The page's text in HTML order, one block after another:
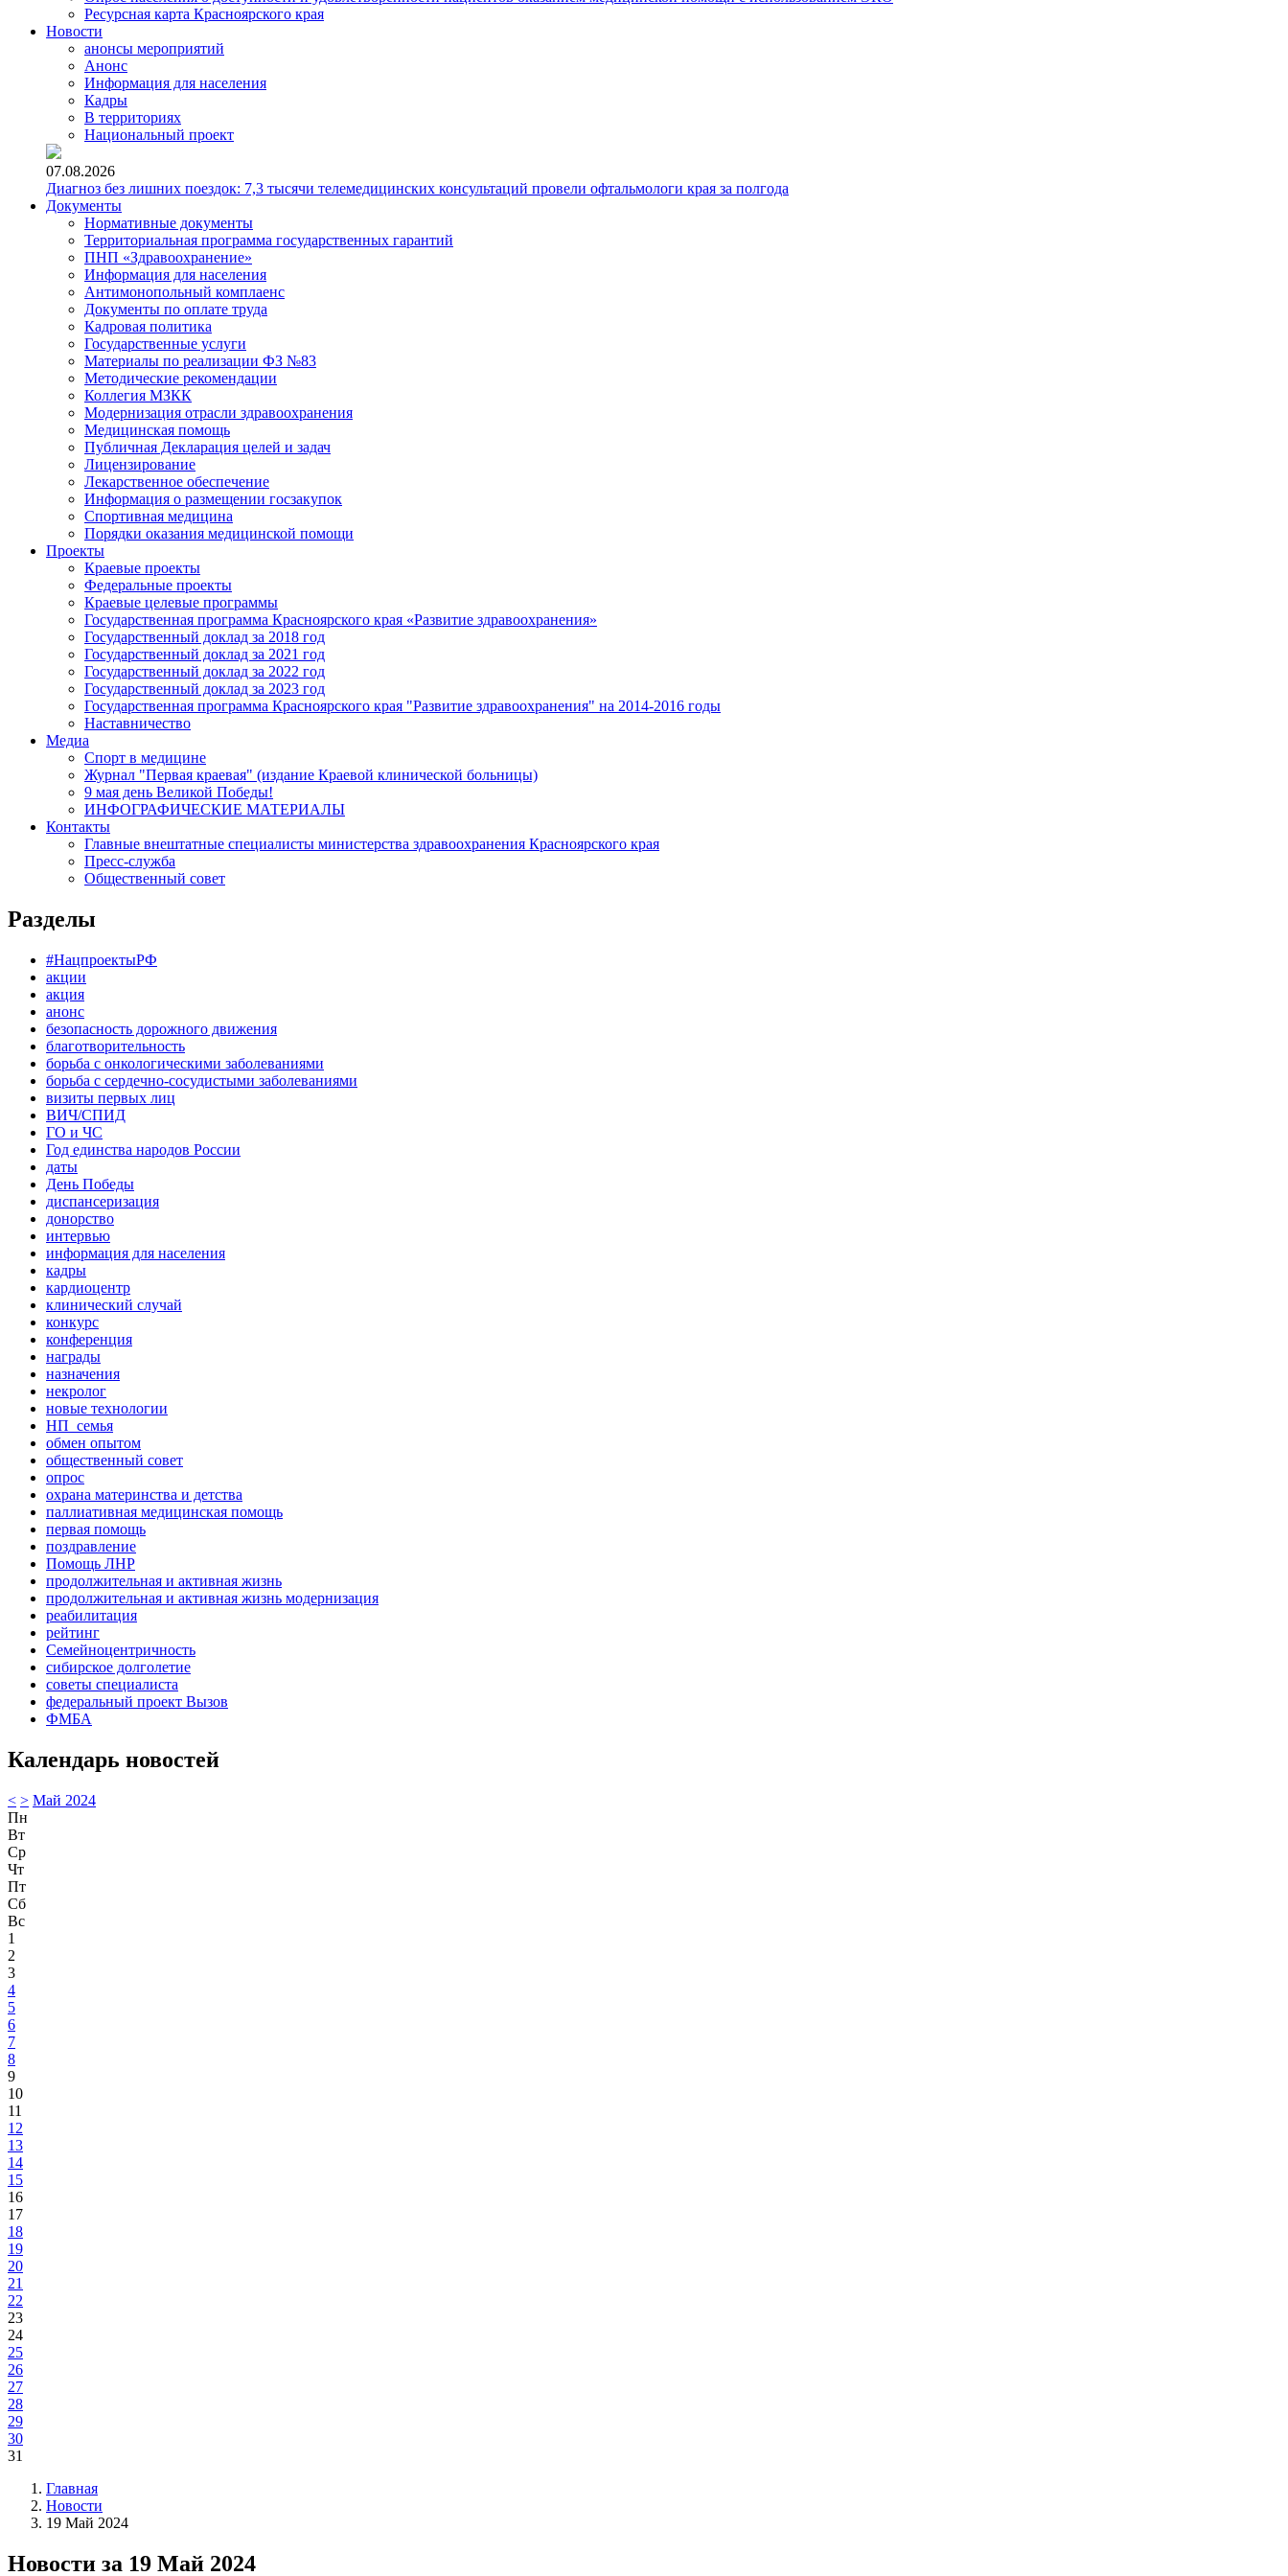
Ресурсная карта Красноярского края
Новости
анонсы мероприятий
Анонс
Информация для населения
Кадры
В территориях
Национальный проект
07.08.2026
Диагноз без лишних поездок: 7,3 тысячи телемедицинских консультаций провели офтальмологи края за полгода
Документы
Нормативные документы
Территориальная программа государственных гарантий
ПНП «Здравоохранение»
Информация для населения
Антимонопольный комплаенс
Документы по оплате труда
Кадровая политика
Государственные услуги
Материалы по реализации ФЗ №83
Методические рекомендации
Коллегия МЗКК
Модернизация отрасли здравоохранения
Медицинская помощь
Публичная Декларация целей и задач
Лицензирование
Лекарственное обеспечение
Информация о размещении госзакупок
Спортивная медицина
Порядки оказания медицинской помощи
Проекты
Краевые проекты
Федеральные проекты
Краевые целевые программы
Государственная программа Красноярского края «Развитие здравоохранения»
Государственный доклад за 2018 год
Государственный доклад за 2021 год
Государственный доклад за 2022 год
Государственный доклад за 2023 год
Государственная программа Красноярского края "Развитие здравоохранения" на 2014-2016 годы
Наставничество
Медиа
Спорт в медицине
Журнал "Первая краевая" (издание Краевой клинической больницы)
9 мая день Великой Победы!
ИНФОГРАФИЧЕСКИЕ МАТЕРИАЛЫ
Контакты
Главные внештатные специалисты министерства здравоохранения Красноярского края
Пресс-служба
Общественный совет
Разделы
#НацпроектыРФ
акции
акция
анонс
безопасность дорожного движения
благотворительность
борьба с онкологическими заболеваниями
борьба с сердечно-сосудистыми заболеваниями
визиты первых лиц
ВИЧ/СПИД
ГО и ЧС
Год единства народов России
даты
День Победы
диспансеризация
донорство
интервью
информация для населения
кадры
кардиоцентр
клинический случай
конкурс
конференция
награды
назначения
некролог
новые технологии
НП_семья
обмен опытом
общественный совет
опрос
охрана материнства и детства
паллиативная медицинская помощь
первая помощь
поздравление
Помощь ЛНР
продолжительная и активная жизнь
продолжительная и активная жизнь модернизация
реабилитация
рейтинг
Семейноцентричность
сибирское долголетие
советы специалиста
федеральный проект Вызов
ФМБА
Календарь новостей
< > Май 2024
Пн
Вт
Ср
Чт
Пт
Сб
Вс
1
2
3
4
5
6
7
8
9
10
11
12
13
14
15
16
17
18
19
20
21
22
23
24
25
26
27
28
29
30
31
Главная
Новости
19 Май 2024
Новости за 19 Май 2024